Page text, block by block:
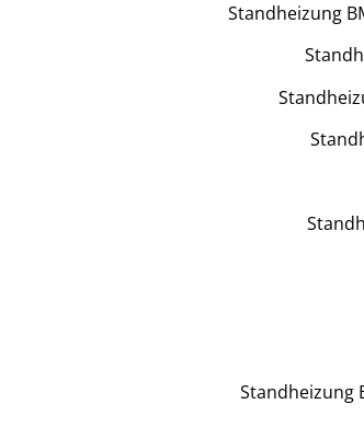
Standheizung
Standheizung